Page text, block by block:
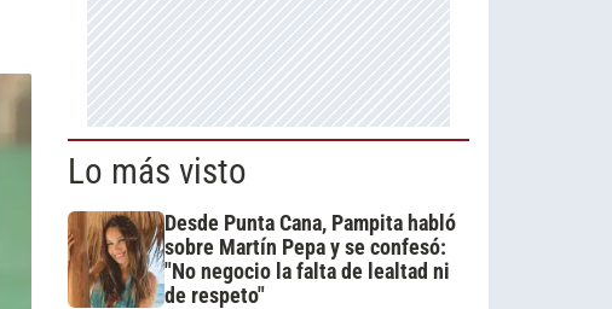
Lo más visto
Desde Punta Cana, Pampita habló
sobre Martín Pepa y se confesó:
"No negocio la falta de lealtad ni
de respeto"